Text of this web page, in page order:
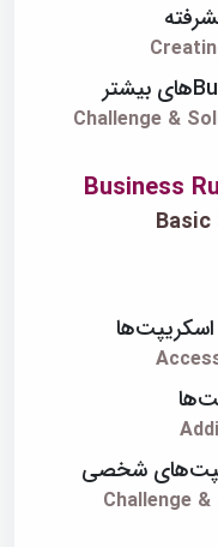
Challenge &
شخصی
Challenge